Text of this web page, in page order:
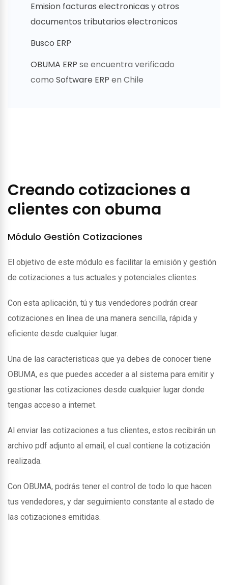
Emision facturas electronicas y otros
documentos tributarios electronicos
Busco ERP
OBUMA ERP se encuentra verificado
como Software ERP en Chile
Creando cotizaciones a
clientes con obuma
Módulo Gestión Cotizaciones
El objetivo de este módulo es facilitar la emisión y gestión
de cotizaciones a tus actuales y potenciales clientes.
Con esta aplicación, tú y tus vendedores podrán crear
cotizaciones en linea de una manera sencilla, rápida y
eficiente desde cualquier lugar.
Una de las caracteristicas que ya debes de conocer tiene
OBUMA, es que puedes acceder a al sistema para emitir y
gestionar las cotizaciones desde cualquier lugar donde
tengas acceso a internet.
Al enviar las cotizaciones a tus clientes, estos recibirán un
archivo pdf adjunto al email, el cual contiene la cotización
realizada.
Con OBUMA, podrás tener el control de todo lo que hacen
tus vendedores, y dar seguimiento constante al estado de
las cotizaciones emitidas.